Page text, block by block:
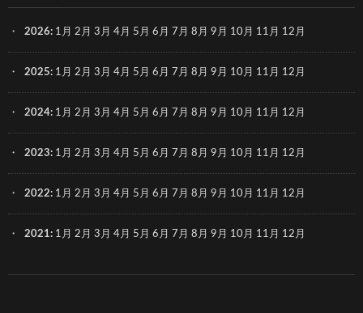
2026: 1月 2月 3月 4月 5月 6月 7月 8月 9月 10月 11月 12月
2025: 1月 2月 3月 4月 5月 6月 7月 8月 9月 10月 11月 12月
2024: 1月 2月 3月 4月 5月 6月 7月 8月 9月 10月 11月 12月
2023: 1月 2月 3月 4月 5月 6月 7月 8月 9月 10月 11月 12月
2022: 1月 2月 3月 4月 5月 6月 7月 8月 9月 10月 11月 12月
2021: 1月 2月 3月 4月 5月 6月 7月 8月 9月 10月 11月 12月